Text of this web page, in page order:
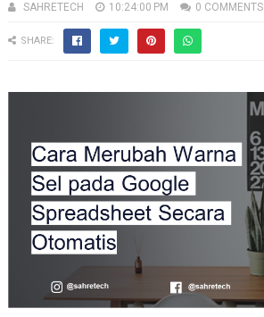
SAHRETECH 10:24:00 PM 0 COMMENTS
SHARE: